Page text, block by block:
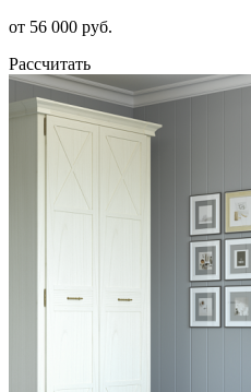
от 56 000 руб.
Рассчитать